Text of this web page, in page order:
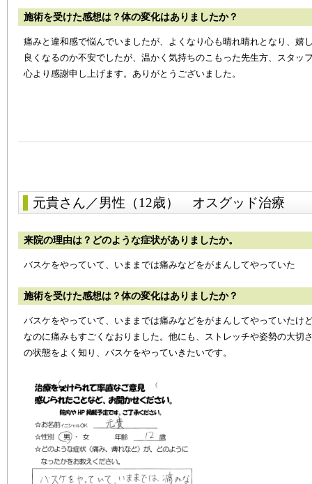
施術を受けた感想は？体の変化はありましたか？
痛みと違和感で悩んでいましたが、よくなり心も晴れ晴れとなり、嬉
良くなるのか不安でしたが、温かく気持ちのこもった先生方、スタッ
心より感謝申し上げます。ありがとうございました。
元貴さん／男性（12歳） オスグッド治療
来院の理由は？どのような症状がありましたか。
バスケをやっていて、いままでは痛みなどをがまんしてやっていた
施術を受けた感想は？体の変化はありましたか？
バスケをやっていて、いままでは痛みなどをがまんしてやっていたけ
なのに痛みもすごくなおりました。他にも、ストレッチや姿勢の大切
の状態をよく知り、バスケをやっていきたいです。